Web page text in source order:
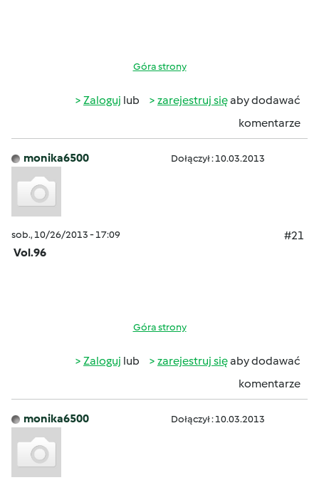
Góra strony
Zaloguj lub zarejestruj sięaby dodawać
komentarze
monika6500 Dołączył : 10.03.2013
sob., 10/26/2013 - 17:09
#21
Vol.96
Góra strony
Zaloguj lub zarejestruj sięaby dodawać
komentarze
monika6500 Dołączył : 10.03.2013